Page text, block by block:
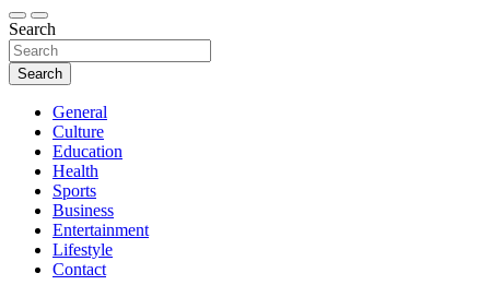
Search
Search
General
Culture
Education
Health
Sports
Business
Entertainment
Lifestyle
Contact